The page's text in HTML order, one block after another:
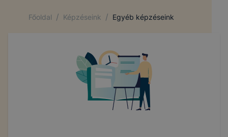
Főoldal / Képzéseink / Egyéb képzéseink